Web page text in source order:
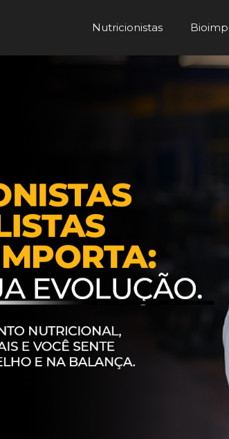
Nutricionistas